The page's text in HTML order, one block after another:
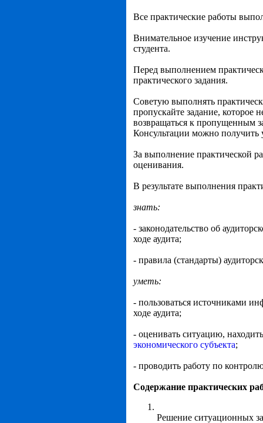
Все практические работы
Внимательное изучение
студента.
Перед выполнением
практического задания.
Советую выполнять
пропускайте задание, которое
возвращаться к пропущенным
Консультации можно получить
За выполнение практической
оценивания.
В результате выполнения
знать:
- законодательство об
ходе аудита;
- правила (стандарты)
уметь:
- пользоваться источниками
ходе аудита;
- оценивать ситуацию,
экономического субъекта;
- проводить работу по
Содержание практических
Решение ситуационных